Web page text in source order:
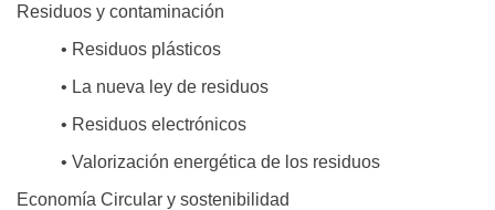
Residuos y contaminación
• Residuos plásticos
• La nueva ley de residuos
• Residuos electrónicos
• Valorización energética de los residuos
Economía Circular y sostenibilidad